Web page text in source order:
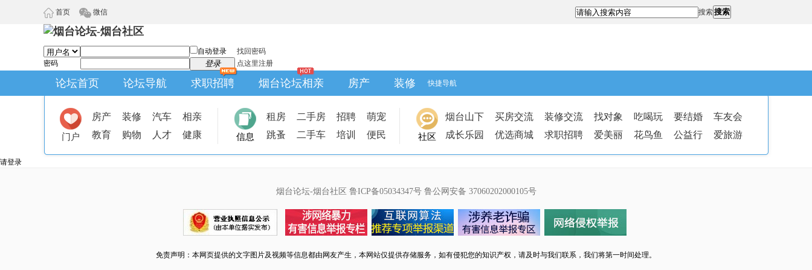
首页 微信 搜索搜索
自动登录
找回密码
密码
登录 点这里注册
论坛首页 论坛导航 求职招聘 烟台论坛相亲 房产 装修 快捷导航
门户
房产 装修 汽车
相亲
教育
购物 人才 健康 信息
租房 二手房 招聘
萌宠
跳蚤
二手车 培训 便民 社区
烟台山下 买房交流 装修交流 找对象 吃喝玩 要结婚
车友会
成长乐园
优选商城 求职招聘 爱美丽 花鸟鱼 公益行 爱旅游
请登录
烟台论坛-烟台社区 鲁ICP备05034347号 鲁公网安备 37060202000105号
免责声明：本网页提供的文字图片及视频等信息都由网友产生，本网站仅提供存储服务，如有侵犯您的知识产权，请及时与我们联系，我们将第一时间处理。